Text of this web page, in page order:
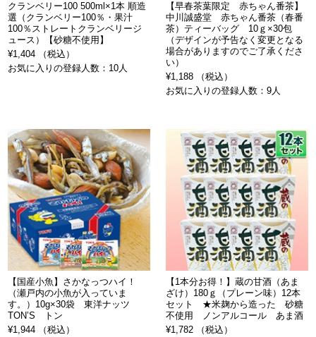
クランベリー100 500ml×1本 順造
選（クランベリー100％・果汁
100％ストレートクランベリージ
ュース）【砂糖不使用】
¥1,404 （税込）
お気に入りの登録人数：10人
【早春茶葉限定 赤ちゃん番茶】
中川誠盛堂 赤ちゃん番茶（春番
茶）ティーバッグ 10ｇ×30包
（デザインが予告なく変更となる
場合がありますのでご了承くださ
い）
¥1,188 （税込）
お気に入りの登録人数：9人
【国産小魚】さかなっつハイ！
（瀬戸内の小魚が入っていま
す。）10g×30袋 東洋ナッツ
TON’S トン
¥1,944 （税込）
【1本分お得！】蔵の甘酒（あま
ざけ）180ｇ（プレーン味）12本
セット ★米麹から造った 砂糖
不使用 ノンアルコール あま酒
¥1,782 （税込）